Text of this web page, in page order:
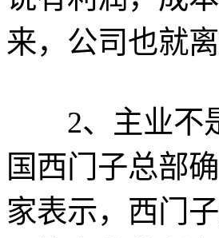
来，公司也就
2、主业不是
国西门子总部
家表示，西门